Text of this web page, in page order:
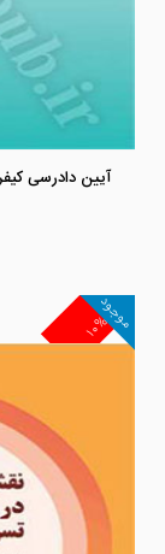
۱۰%
موجود